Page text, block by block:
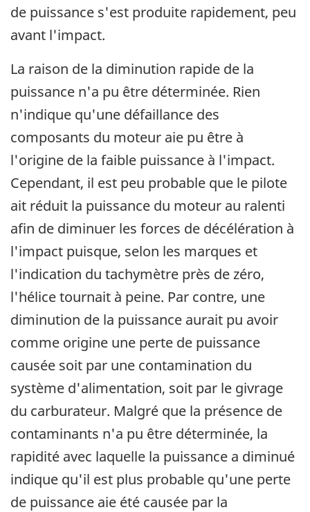
de puissance s'est produite rapidement, peu
avant l'impact.
La raison de la diminution rapide de la
puissance n'a pu être déterminée. Rien
n'indique qu'une défaillance des
composants du moteur aie pu être à
l'origine de la faible puissance à l'impact.
Cependant, il est peu probable que le pilote
ait réduit la puissance du moteur au ralenti
afin de diminuer les forces de décélération à
l'impact puisque, selon les marques et
l'indication du tachymètre près de zéro,
l'hélice tournait à peine. Par contre, une
diminution de la puissance aurait pu avoir
comme origine une perte de puissance
causée soit par une contamination du
système d'alimentation, soit par le givrage
du carburateur. Malgré que la présence de
contaminants n'a pu être déterminée, la
rapidité avec laquelle la puissance a diminué
indique qu'il est plus probable qu'une perte
de puissance aie été causée par la